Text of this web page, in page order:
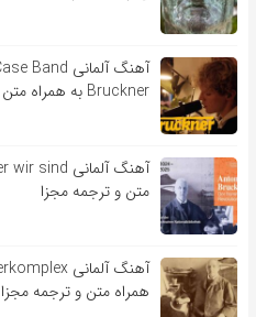
Bruckner به همراه متن و ترجمه مجزا
متن و ترجمه مجزا
همراه متن و ترجمه مجزا